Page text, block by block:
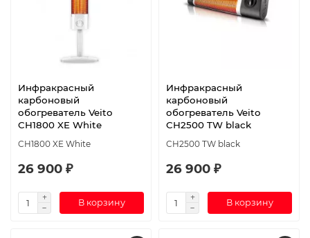
Инфракрасный
карбоновый
обогреватель Veito
CH1800 XE White
CH1800 XE White
26 900 ₽
В корзину
Инфракрасный
карбоновый
обогреватель Veito
CH2500 TW black
CH2500 TW black
26 900 ₽
В корзину